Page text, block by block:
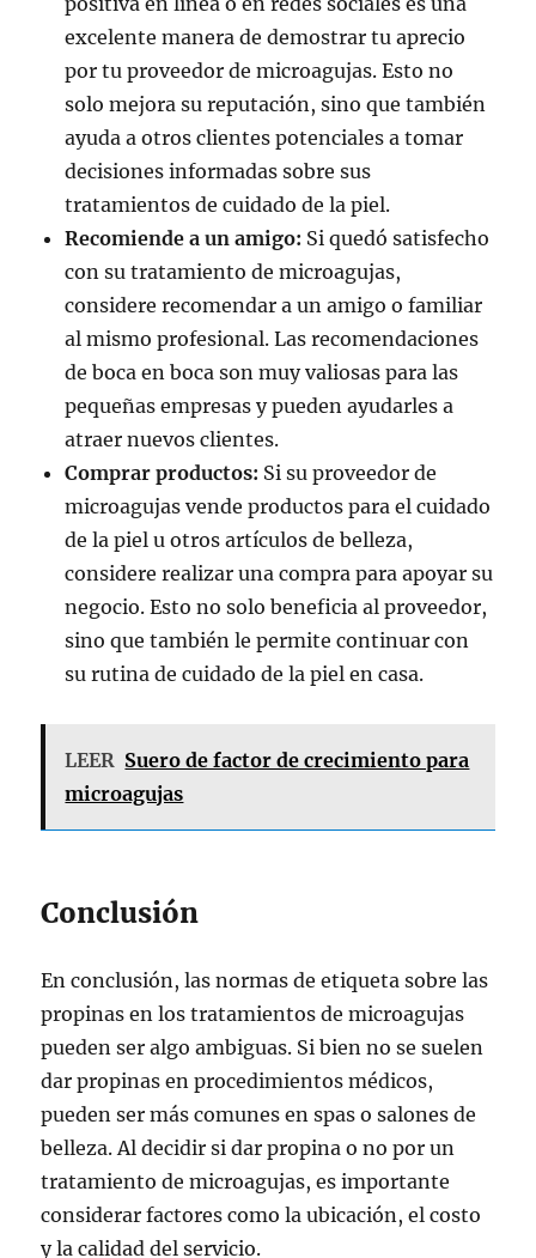
excelente manera de demostrar tu aprecio
por tu proveedor de microagujas. Esto no
solo mejora su reputación, sino que también
ayuda a otros clientes potenciales a tomar
decisiones informadas sobre sus
tratamientos de cuidado de la piel.
Recomiende a un amigo: Si quedó satisfecho
con su tratamiento de microagujas,
considere recomendar a un amigo o familiar
al mismo profesional. Las recomendaciones
de boca en boca son muy valiosas para las
pequeñas empresas y pueden ayudarles a
atraer nuevos clientes.
Comprar productos: Si su proveedor de
microagujas vende productos para el cuidado
de la piel u otros artículos de belleza,
considere realizar una compra para apoyar su
negocio. Esto no solo beneficia al proveedor,
sino que también le permite continuar con
su rutina de cuidado de la piel en casa.
LEER Suero de factor de crecimiento para
microagujas
Conclusión
En conclusión, las normas de etiqueta sobre las
propinas en los tratamientos de microagujas
pueden ser algo ambiguas. Si bien no se suelen
dar propinas en procedimientos médicos,
pueden ser más comunes en spas o salones de
belleza. Al decidir si dar propina o no por un
tratamiento de microagujas, es importante
considerar factores como la ubicación, el costo
y la calidad del servicio.